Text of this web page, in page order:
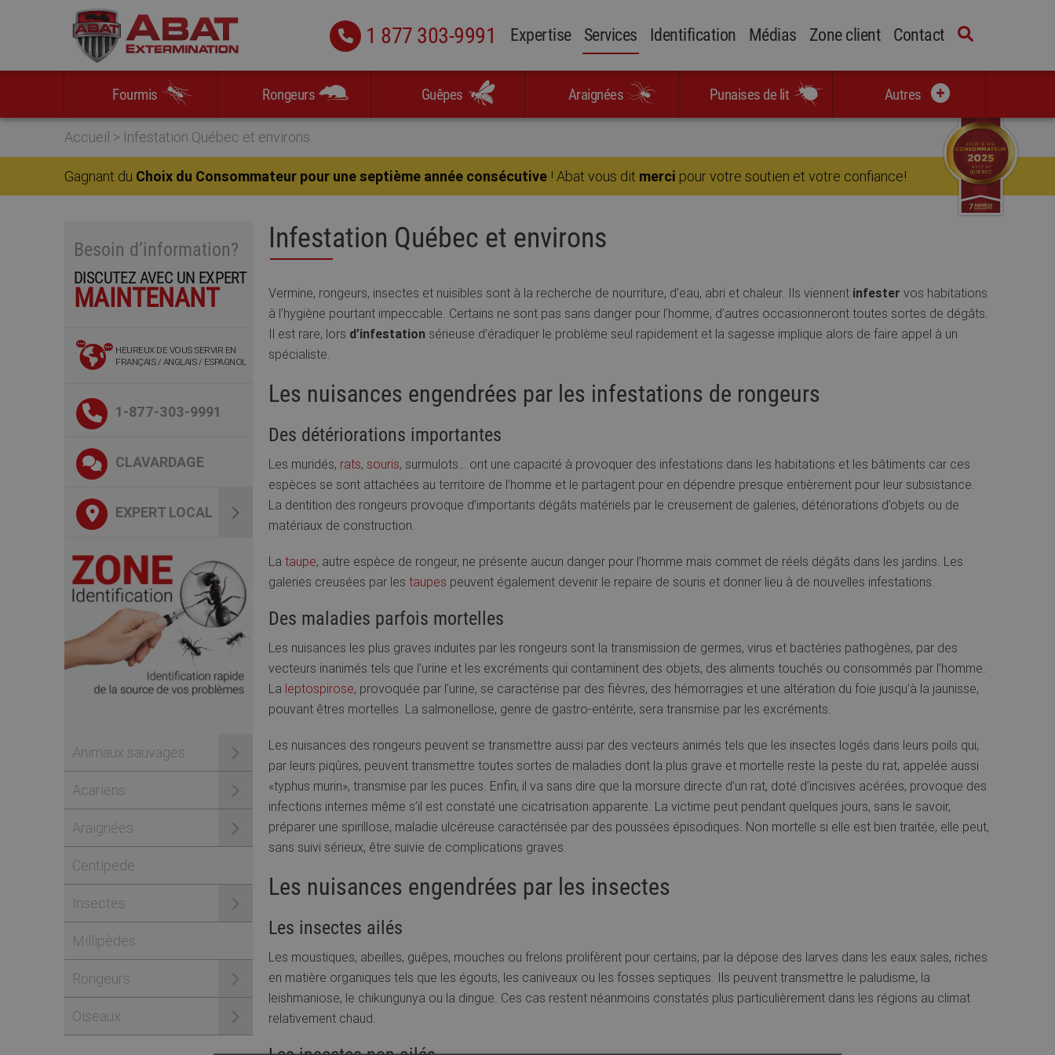
1 877 303-9991 Expertise Services Identification Médias Zone client Contact
Fourmis Rongeurs Guêpes Araignées Punaises de lit Autres
Gagnant du Choix du Consommateur pour une septième année consécutive ! Abat vous dit merci pour votre soutien et votre confiance!
Accueil > Infestation Québec et environs
Infestation Québec et environs
Vermine, rongeurs, insectes et nuisibles sont à la recherche de nourriture, d’eau, abri et chaleur. Ils viennent infester vos habitations
à l’hygiène pourtant impeccable. Certains ne sont pas sans danger pour l’homme, d’autres occasionneront toutes sortes de dégâts.
Il est rare, lors d’infestation sérieuse d’éradiquer le problème seul rapidement et la sagesse implique alors de faire appel à un
spécialiste.
Les nuisances engendrées par les infestations de rongeurs
Des détériorations importantes
Les muridés, rats, souris, surmulots… ont une capacité à provoquer des infestations dans les habitations et les bâtiments car ces
espèces se sont attachées au territoire de l’homme et le partagent pour en dépendre presque entièrement pour leur subsistance.
La dentition des rongeurs provoque d’importants dégâts matériels par le creusement de galeries, détériorations d’objets ou de
matériaux de construction.
La taupe, autre espèce de rongeur, ne présente aucun danger pour l’homme mais commet de réels dégâts dans les jardins. Les
galeries creusées par les taupes peuvent également devenir le repaire de souris et donner lieu à de nouvelles infestations.
Des maladies parfois mortelles
Les nuisances les plus graves induites par les rongeurs sont la transmission de germes, virus et bactéries pathogènes, par des
vecteurs inanimés tels que l’urine et les excréments qui contaminent des objets, des aliments touchés ou consommés par l’homme.
La leptospirose, provoquée par l’urine, se caractérise par des fièvres, des hémorragies et une altération du foie jusqu’à la jaunisse,
pouvant êtres mortelles. La salmonellose, genre de gastro-entérite, sera transmise par les excréments.
Les nuisances des rongeurs peuvent se transmettre aussi par des vecteurs animés tels que les insectes logés dans leurs poils qui,
par leurs piqûres, peuvent transmettre toutes sortes de maladies dont la plus grave et mortelle reste la peste du rat, appelée aussi
«typhus murin», transmise par les puces. Enfin, il va sans dire que la morsure directe d’un rat, doté d’incisives acérées, provoque des
infections internes même s’il est constaté une cicatrisation apparente. La victime peut pendant quelques jours, sans le savoir,
préparer une spirillose, maladie ulcéreuse caractérisée par des poussées épisodiques. Non mortelle si elle est bien traitée, elle peut,
sans suivi sérieux, être suivie de complications graves.
Les nuisances engendrées par les insectes
Les insectes ailés
Les moustiques, abeilles, guêpes, mouches ou frelons prolifèrent pour certains, par la dépose des larves dans les eaux sales, riches
en matière organiques tels que les égouts, les caniveaux ou les fosses septiques. Ils peuvent transmettre le paludisme, la
leishmaniose, le chikungunya ou la dingue. Ces cas restent néanmoins constatés plus particulièrement dans les régions au climat
relativement chaud.
Besoin d’information?
DISCUTEZ AVEC UN EXPERT
MAINTENANT
HEUREUX DE VOUS SERVIR EN
FRANÇAIS / ANGLAIS / ESPAGNOL
1-877-303-9991
CLAVARDAGE
EXPERT LOCAL
Animaux sauvages
Acariens
Araignées
Centipede
Insectes
Millipèdes
Rongeurs
Oiseaux